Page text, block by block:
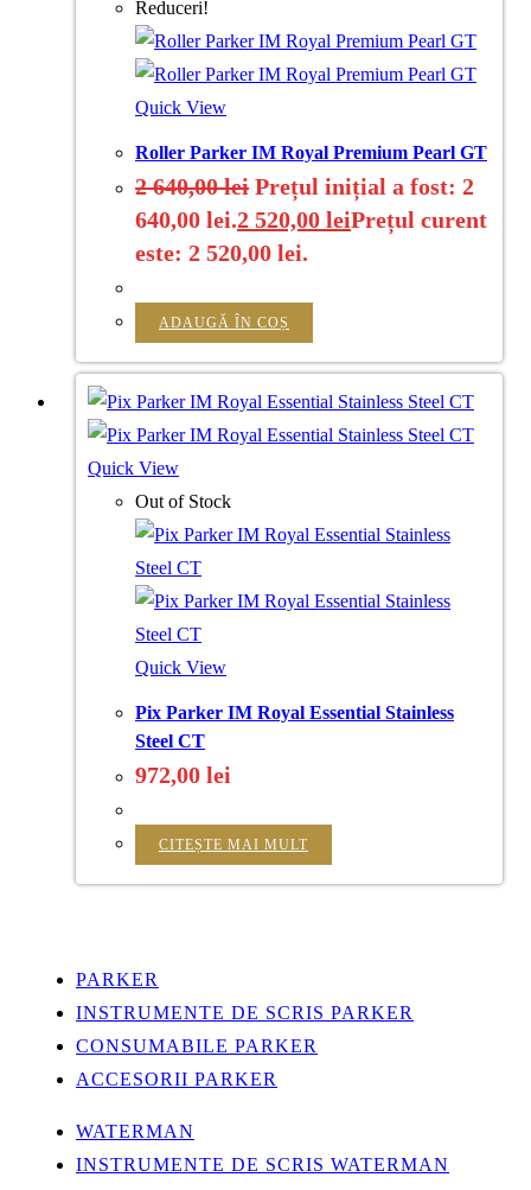
Reduceri!
Quick View
Roller Parker IM Royal Premium Pearl GT
2 640,00lei Prețul inițial a fost: 2
640,00 lei.2 520,00 leiPrețul curent
este: 2 520,00 lei.
ADAUGĂ ÎN COȘ
Quick View
Out of Stock
Quick View
Pix Parker IM Royal Essential Stainless
Steel CT
972,00 lei
CITEȘTE MAI MULT
PARKER
INSTRUMENTE DE SCRIS PARKER
CONSUMABILE PARKER
ACCESORII PARKER
WATERMAN
INSTRUMENTE DE SCRIS WATERMAN